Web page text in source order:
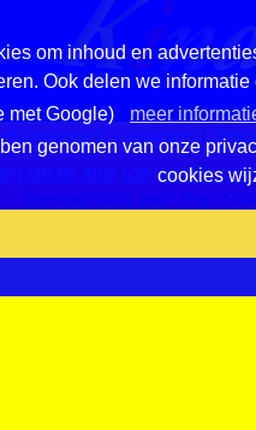
om inhoud en
Ook delen we
met Google)
meer
genomen van onze
cookies
/ pleinen|
deze site toe als